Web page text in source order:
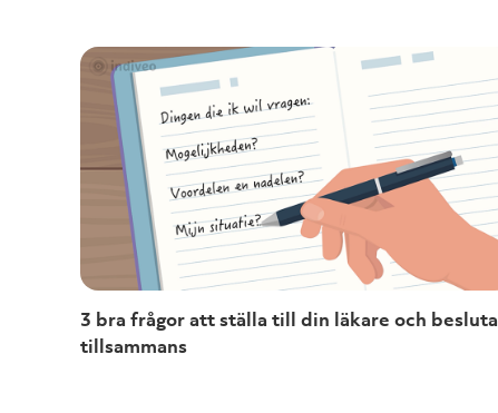
3 bra frågor att ställa till din läkare och besluta
tillsammans